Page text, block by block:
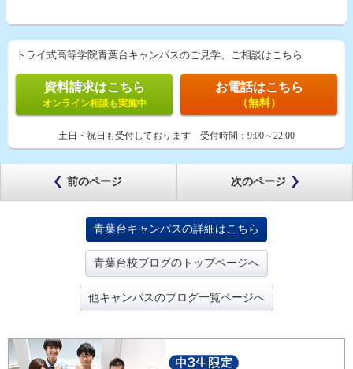
トライ式高等学院青葉台キャンパスのご見学、ご相談はこちら
資料請求はこちら
オンライン相談も実施中
お電話はこちら
（無料）
土日・祝日も受付しております 受付時間： 9:00～22:00
前のページ 次のページ
青葉台キャンパスの詳細はこちら
青葉台校ブログのトップページへ
他キャンパスのブログ一覧ページへ